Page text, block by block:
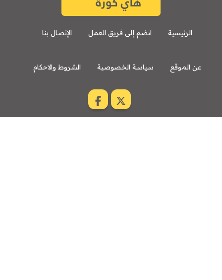
الرئيسية انضم إلى فريق العمل الإتصال بنا
عن الموقع سياسة الخصوصية الشروط والاحكام